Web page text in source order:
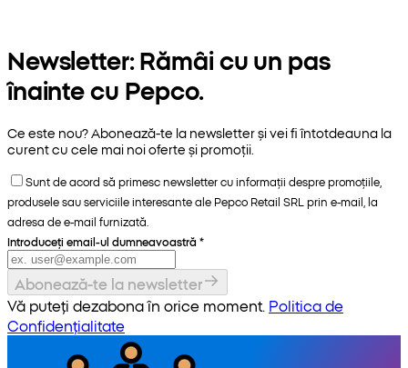
Newsletter: Rămâi cu un pas
înainte cu Pepco.
Ce este nou? Abonează-te la newsletter și vei fi întotdeauna la
curent cu cele mai noi oferte și promoții.
Sunt de acord să primesc newsletter cu informații despre promoțiile,
produsele sau serviciile interesante ale Pepco Retail SRL prin e-mail, la
adresa de e-mail furnizată.
Introduceți email-ul dumneavoastră *
Abonează-te la newsletter
Vă puteți dezabona în orice moment. Politica de
Confidențialitate